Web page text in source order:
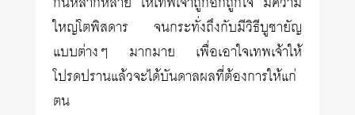
ใหญ่โตพิสดาร จนกระทั่งถึงกับมีวิธีบูชายัญ
แบบต่างๆ มากมาย เพื่อเอาใจเทพเจ้าให้
โปรดปรานแล้วจะได้บันดาลผลที่ต้องการให้แก่
ตน